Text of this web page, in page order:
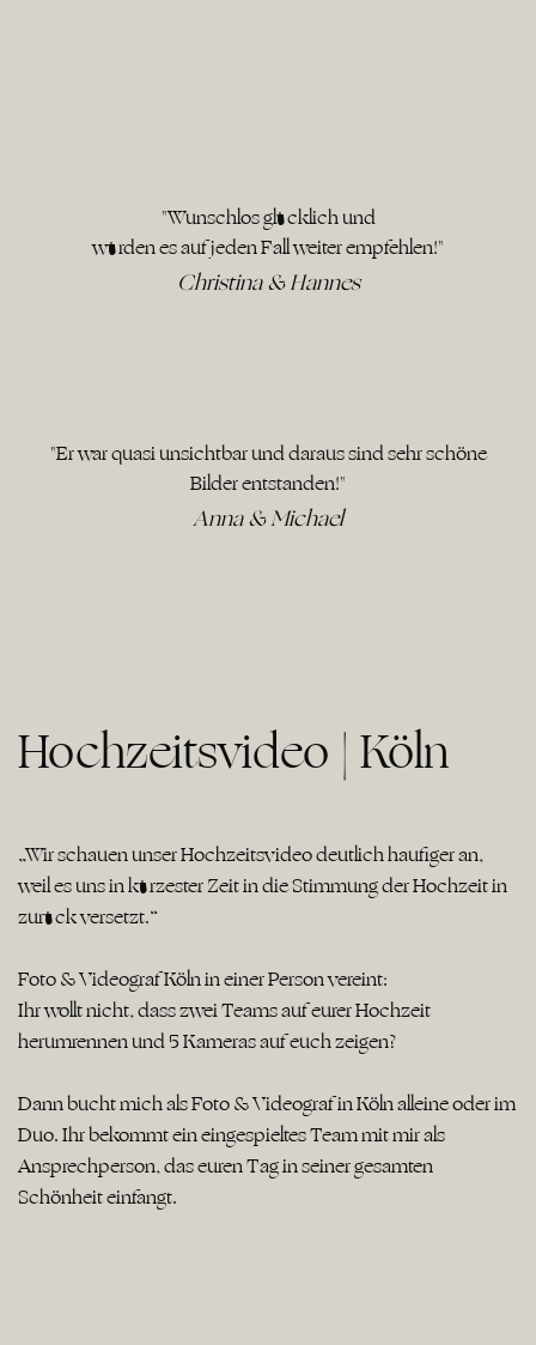
"Wunschlos glücklich und
würden es auf jeden Fall weiter empfehlen!"
Christina & Hannes
"Er war quasi unsichtbar und daraus sind sehr schöne
Bilder entstanden!"
Anna & Michael
Hochzeitsvideo | Köln
„Wir schauen unser Hochzeitsvideo deutlich häufiger an,
weil es uns in kürzester Zeit in die Stimmung der Hochzeit in
zurück versetzt.“
Foto & Videograf Köln in einer Person vereint:
Ihr wollt nicht, dass zwei Teams auf eurer Hochzeit
herumrennen und 5 Kameras auf euch zeigen?
Dann bucht mich als Foto & Videograf in Köln alleine oder im
Duo. Ihr bekommt ein eingespieltes Team mit mir als
Ansprechperson, das euren Tag in seiner gesamten
Schönheit einfängt.